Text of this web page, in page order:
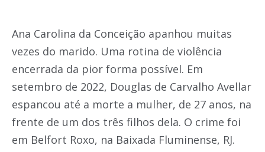
Ana Carolina da Conceição apanhou muitas
vezes do marido. Uma rotina de violência
encerrada da pior forma possível. Em
setembro de 2022, Douglas de Carvalho Avellar
espancou até a morte a mulher, de 27 anos, na
frente de um dos três filhos dela. O crime foi
em Belfort Roxo, na Baixada Fluminense, RJ.